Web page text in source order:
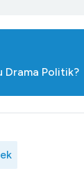
Drama Politik?